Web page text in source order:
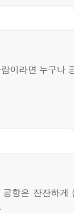
이라면 누구나
항은 잔잔하게